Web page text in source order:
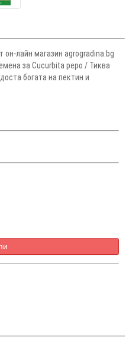
он-лайн магазин agrogradina.bg
за Cucurbita pepo / Тиква
богата на пектин и